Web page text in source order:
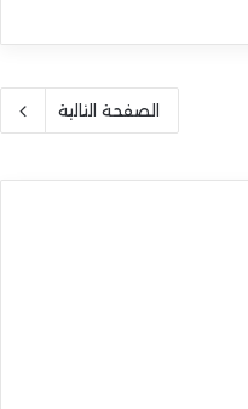
الصفحة التالية